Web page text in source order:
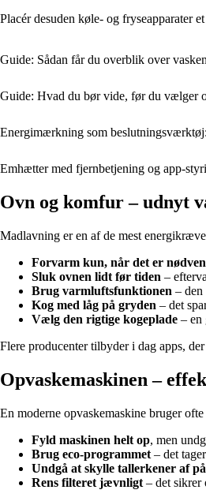
Placér desuden køle- og fryseapparater
Guide: Sådan får du overblik over
Guide: Hvad du bør vide, før du vælger
Energimærkning som
Emhætter med fjernbetjening og app-
Ovn og komfur – udnyt
Madlavning er en af de mest
Forvarm kun, når det er
Sluk ovnen lidt før tiden –
Brug varmluftsfunktionen – den
Kog med låg på gryden – det
Vælg den rigtige kogeplade – en
Flere producenter tilbyder i dag apps,
Opvaskemaskinen –
En moderne opvaskemaskine bruger
Fyld maskinen helt op, men
Brug eco-programmet – det
Undgå at skylle tallerkener af
Rens filteret jævnligt – det sikrer